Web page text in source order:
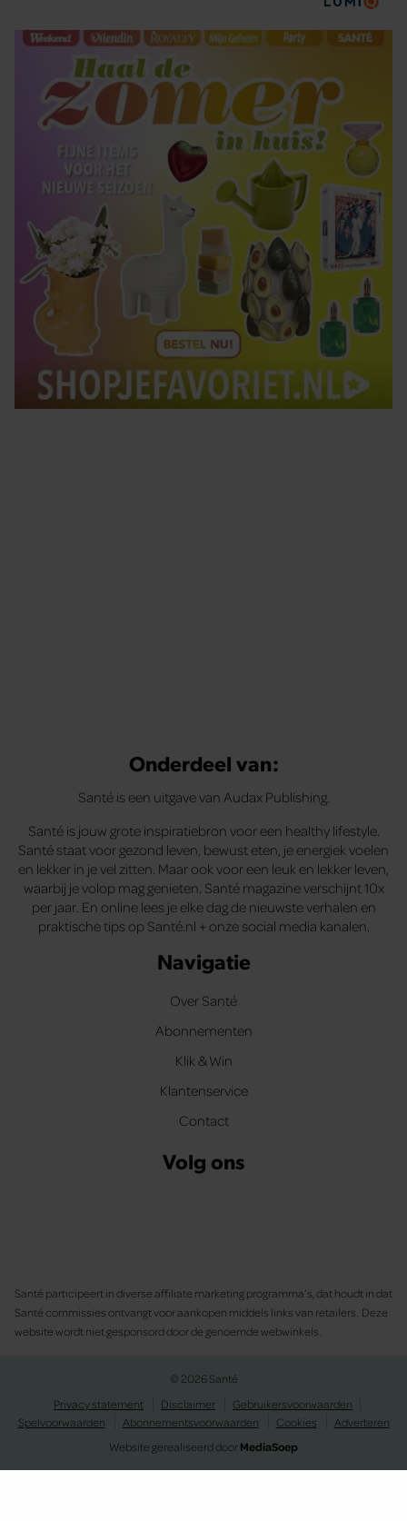
Onderdeel van:
Santé is een uitgave van Audax Publishing.
Santé is jouw grote inspiratiebron voor een healthy lifestyle.
Santé staat voor gezond leven, bewust eten, je energiek voelen
en lekker in je vel zitten. Maar ook voor een leuk en lekker leven,
waarbij je volop mag genieten. Santé magazine verschijnt 10x
per jaar. En online lees je elke dag de nieuwste verhalen en
praktische tips op Santé.nl + onze social media kanalen.
Navigatie
Over Santé
Abonnementen
Klik & Win
Klantenservice
Contact
Volg ons
Santé participeert in diverse affiliate marketing programma’s, dat houdt in dat
Santé commissies ontvangt voor aankopen middels links van retailers. Deze
website wordt niet gesponsord door de genoemde webwinkels.
© 2026 Santé
Privacy statement
Disclaimer
Gebruikersvoorwaarden
Spelvoorwaarden
Abonnementsvoorwaarden Cookies
Adverteren
Website gerealiseerd doorMediaSoep